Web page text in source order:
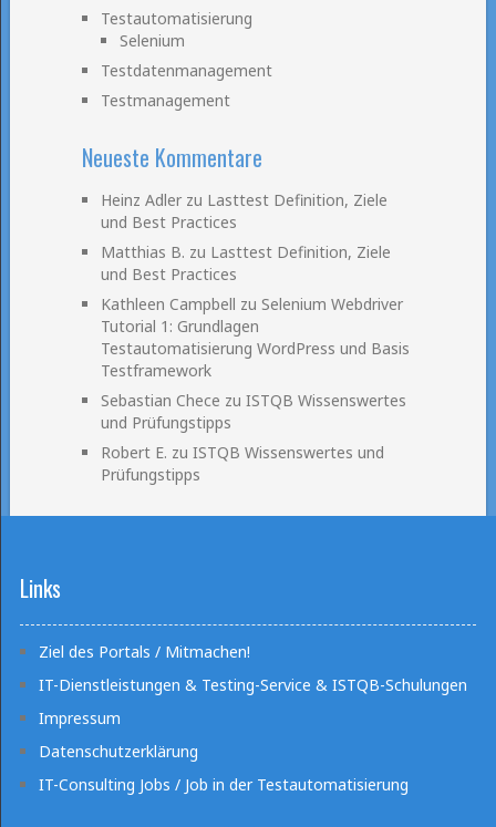
Testautomatisierung
Selenium
Testdatenmanagement
Testmanagement
Neueste Kommentare
Heinz Adlerzu Lasttest Definition, Ziele
und Best Practices
Matthias B. zu Lasttest Definition, Ziele
und Best Practices
Kathleen Campbell zu Selenium Webdriver
Tutorial 1: Grundlagen
Testautomatisierung WordPress und Basis
Testframework
Sebastian Chece zu ISTQB Wissenswertes
und Prüfungstipps
Robert E. zu ISTQB Wissenswertes und
Prüfungstipps
Links
Ziel des Portals / Mitmachen!
IT-Dienstleistungen & Testing-Service & ISTQB-Schulungen
Impressum
Datenschutzerklärung
IT-Consulting Jobs / Job in der Testautomatisierung